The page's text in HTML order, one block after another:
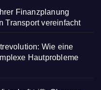
Finanzplanung
Transport vereinfacht
Wie eine
Hautprobleme